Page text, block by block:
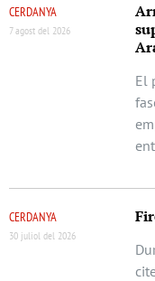
CERDANYA
7 agost del 2026
El
CERDANYA
30 juliol del 2026